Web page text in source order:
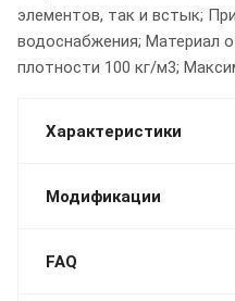
элементов, так и встык;
водоснабжения; Материал
плотности 100 кг/м3;
Характеристики
Модификации
FAQ